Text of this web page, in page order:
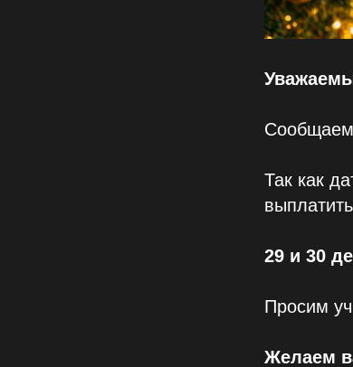
Сообщаем
Так как
29 и 30
Просим
Желаем